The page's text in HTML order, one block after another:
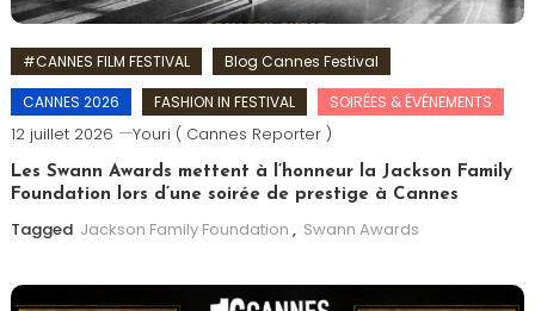
#CANNES FILM FESTIVAL
Blog Cannes Festival
CANNES 2026
FASHION IN FESTIVAL SOIRÉES & ÉVÉNEMENTS
12 juillet 2026 Youri ( Cannes Reporter )
Les Swann Awards mettent à l’honneur la Jackson Family
Foundation lors d’une soirée de prestige à Cannes
Tagged Jackson Family Foundation , Swann Awards